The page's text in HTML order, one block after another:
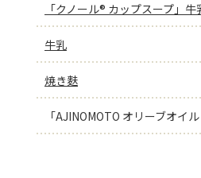
「クノール® カップスープ」
牛乳
焼き麩
「AJINOMOTO オリーブオイ